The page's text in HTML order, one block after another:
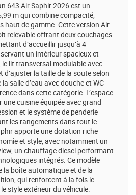
643 Air Saphir 2026 est un
m qui combine compacité,
haut de gamme. Cette version Air
relevable offrant deux couchages
d’accueillir jusqu’à 4
un intérieur spacieux et
le lit transversal modulable avec
d’ajuster la taille de la soute selon
salle d’eau avec douche et WC
dans cette catégorie. L’espace
une cuisine équipée avec grand
et le système de penderie
les rangements dans tout le
apporte une dotation riche
et style, avec notamment un
un chauffage diesel performant
intégrés. Ce modèle
la boîte automatique et de la
qui renforcent à la fois le
style extérieur du véhicule.